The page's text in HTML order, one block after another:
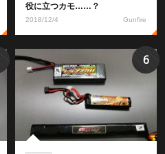
役に立つカモ……？
2018/12/4 Gunfire
6